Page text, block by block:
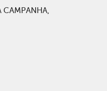
CAMPANHA,